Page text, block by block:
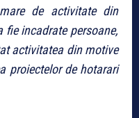
de activitate din
incadrate persoane,
activitatea din motive
proiectelor de hotarari